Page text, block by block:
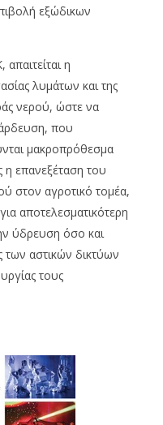
εξώδικων
η
λυμάτων και της
νερού, ώστε να
άρδευση, που
μακροπρόθεσμα
η επανεξέταση του
στον αγροτικό τομέα,
αποτελεσματικότερη
ύδρευση όσο και
αστικών δικτύων
τους